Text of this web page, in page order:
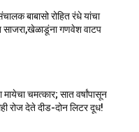
बाबासो रोहित रंधे यांचा
साजरा,खेळाडूंना गणवेश वाटप
मायेचा चमत्कार; सात वर्षांपासून
रोज देते दीड-दोन लिटर दूध!